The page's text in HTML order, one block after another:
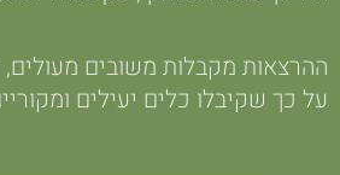
ההרצאות מקבלות משובים מעולים,
על כך שקיבלו כלים יעילים